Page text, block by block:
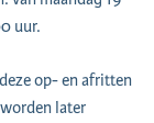
uur.
op- en afritten
later